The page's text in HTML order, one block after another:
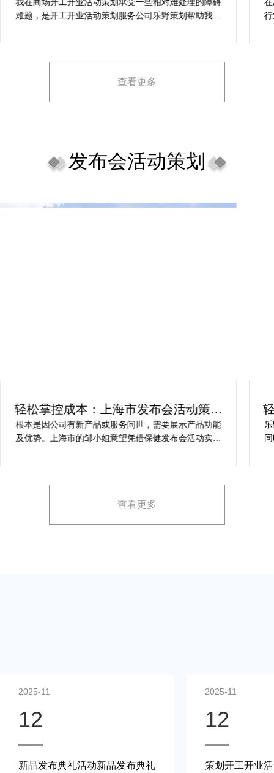
案精选
难题，是开工开业活动策划服务公司乐野策划帮助我完
场开工开业活动策划堪称完美，下次有计划还会选择乐
查看更多
发布会活动策划
轻松掌控成本：上海市发布会活动策划
方案指南
根本是因公司有新产品或服务问世，需要展示产品功能
及优势。上海市的邹小姐意望凭借保健发布会活动实现
占有率。在策划时间里却遇到这些难题缺乏专业的产品
展示方案，以最大化媒体报道和消费者关注。
查看更多
2025-11
12
新品发布典礼活动新品发布典礼
2025-11
12
策划开工开业